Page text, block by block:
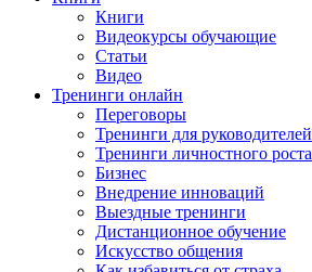
Книги
Видеокурсы обучающие
Статьи
Видео
Тренинги онлайн
Переговоры
Тренинги для руководителей
Тренинги личностного роста
Бизнес
Внедрение инноваций
Выездные тренинги
Дистанционное обучение
Искусство общения